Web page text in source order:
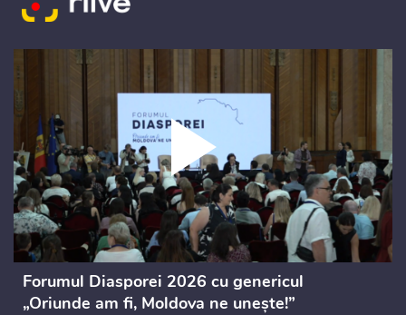
Forumul Diasporei 2026 cu genericul
„Oriunde am fi, Moldova ne unește!”